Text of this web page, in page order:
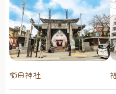
櫛田神社